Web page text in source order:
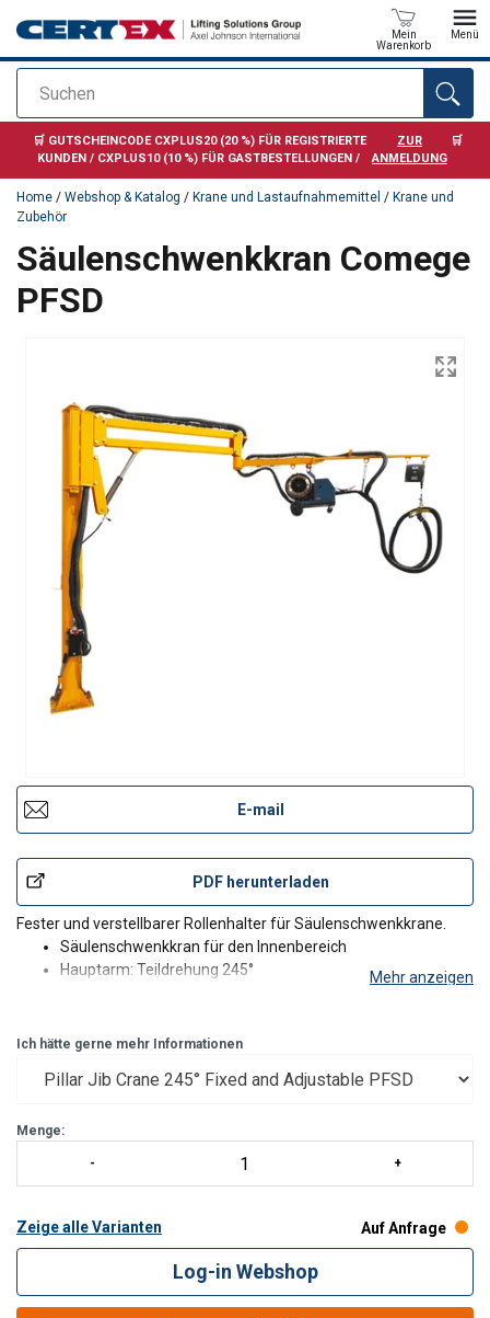
Suchen
Mein
Warenkorb
Menü
Anfragen
🛒 GUTSCHEINCODE CXPLUS20 (20 %) FÜR REGISTRIERTE
KUNDEN / CXPLUS10 (10 %) FÜR GASTBESTELLUNGEN /
ZUR
ANMELDUNG
🛒
Home / Webshop & Katalog / Krane und Lastaufnahmemittel / Krane und
Zubehör
Säulenschwenkkran Comege
PFSD
E-mail
PDF herunterladen
Fester und verstellbarer Rollenhalter für Säulenschwenkkrane.
Säulenschwenkkran für den Innenbereich
Hauptarm: Teildrehung 245°
Drehpunkt zwischen den beiden Hohlarmen für
Für die verstellbare V
Mehr anzeigen
Ich hätte gerne mehr Informationen
Menge:
Zeige alle Varianten Auf Anfrage
Log-in Webshop